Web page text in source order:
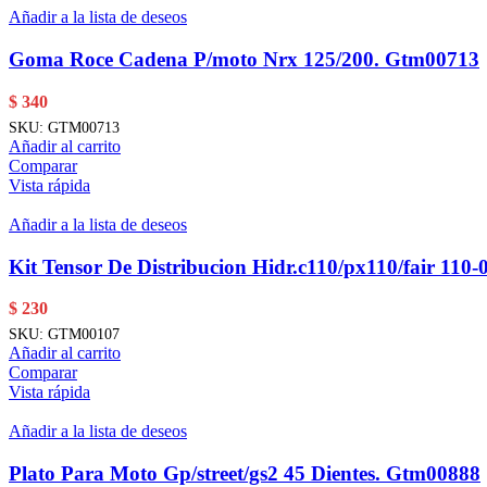
Añadir a la lista de deseos
Goma Roce Cadena P/moto Nrx 125/200. Gtm00713
$ 340
SKU: GTM00713
Añadir al carrito
Comparar
Vista rápida
Añadir a la lista de deseos
Kit Tensor De Distribucion Hidr.c110/px110/fair 110-
$ 230
SKU: GTM00107
Añadir al carrito
Comparar
Vista rápida
Añadir a la lista de deseos
Plato Para Moto Gp/street/gs2 45 Dientes. Gtm00888